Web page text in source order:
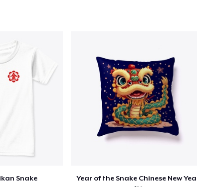
Snake Year of the Snake Chinese New